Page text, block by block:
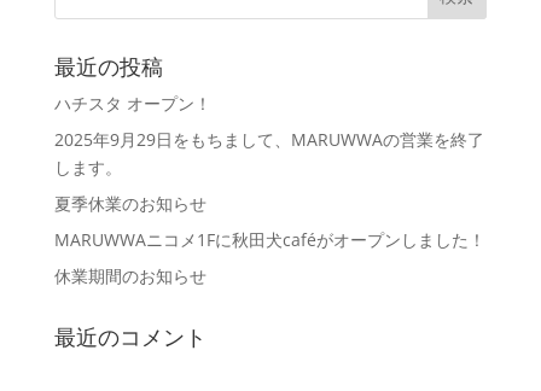
最近の投稿
ハチスタ オープン！
2025年9月29日をもちまして、MARUWWAの営業を終了
します。
夏季休業のお知らせ
MARUWWAニコメ1Fに秋田犬caféがオープンしました！
休業期間のお知らせ
最近のコメント